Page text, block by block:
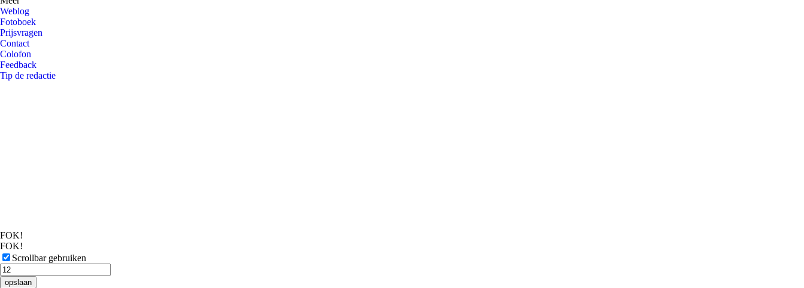
Weblog
Fotoboek
Prijsvragen
Contact
Colofon
Feedback
Tip de redactie
FOK!
FOK!
Scrollbar gebruiken
opslaan